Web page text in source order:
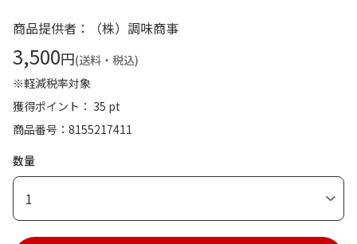
商品提供者：（株）調味商事
3,500円(送料・税込)
※軽減税率対象
獲得ポイント： 35 pt
商品番号
8155217411
数量
1